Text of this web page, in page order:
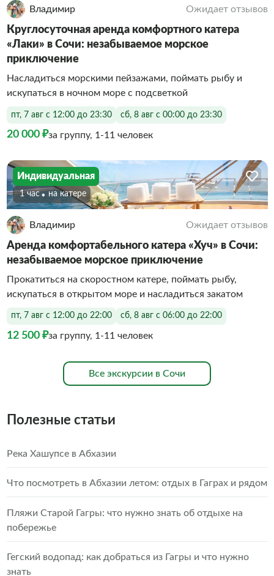
Владимир Ожидает отзывов
Круглосуточная аренда комфортного катера
«Лаки» в Сочи: незабываемое морское
приключение
Насладиться морскими пейзажами, поймать рыбу и
искупаться в ночном море с подсветкой
пт, 7 авг с 12:00 до 23:30 сб, 8 авг с 00:00 до 23:30
20 000 ₽за группу, 1-11 человек
Индивидуальная
1 час На катере
Владимир Ожидает отзывов
Аренда комфортабельного катера «Хуч» в Сочи:
незабываемое морское приключение
Прокатиться на скоростном катере, поймать рыбу,
искупаться в открытом море и насладиться закатом
пт, 7 авг с 12:00 до 22:00 сб, 8 авг с 06:00 до 22:00
12 500 ₽за группу, 1-11 человек
Все экскурсии в Сочи
Полезные статьи
Река Хашупсе в Абхазии
Что посмотреть в Абхазии летом: отдых в Гаграх и рядом
Пляжи Старой Гагры: что нужно знать об отдыхе на
побережье
Гегский водопад: как добраться из Гагры и что нужно
знать